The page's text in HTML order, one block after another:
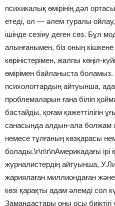
психикалық өмірінің дәл
етеді, ол — әлем туралы
ішінде сезіну деген сөз. Бұл
алынғанымен, біз оның кішкене
көріністерімен, жалпы көңіл-
өмірімен байланыста боламыз.
психологтардың айтуынша,
проблемаларын ғана біліп
бастайды, қоғам қажеттілігін
санасында алдын-ала болжам
немесе тұлғаның көзқарасы
болады.\r\n\r\nАмерикадағы ірі
журналистердің айтуынша,
жариялаған миллиондаған
көзі қарақты адам әлемді сол
Замандастары оны осы биіктігі